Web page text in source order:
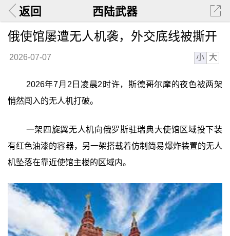
返回 西陆武器
俄使馆屡遭无人机袭，外交底线被撕开
2026-07-07 小 大
2026年7月2日凌晨2时许，斯德哥尔摩的夜色被两架
悄然闯入的无人机打破。
一架四旋翼无人机向俄罗斯驻瑞典大使馆区域投下装
有红色油漆的容器，另一架搭载着仿制简易爆炸装置的无人
机坠落在靠近使馆主楼的区域内。